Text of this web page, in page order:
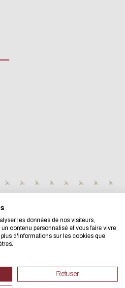
design approach.
necessary for your navigation,
Eco Mode. This will place very
les données de nos visiteurs,
contenu personnalisé et vous faire vivre
d'informations sur les cookies que
Refuser